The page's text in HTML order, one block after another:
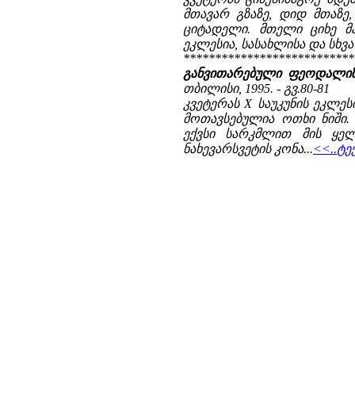
მთავარ გზაზე, დიდ
ციტადელი. მთელი ციხე
ეკლესია, სასახლისა და
განვითარებული
თბილისი, 1995. - გვ.80-81
კვეტერას X საუკუნის
მოთავსებულია ოთხი
ექვსი სარკმლით მის
ნახევარსვეტის კონა...